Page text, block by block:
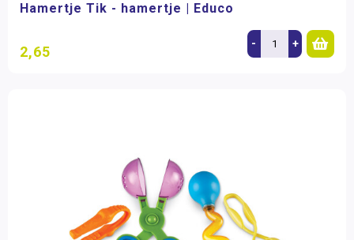
Hamertje Tik - hamertje | Educo
2,65 - +